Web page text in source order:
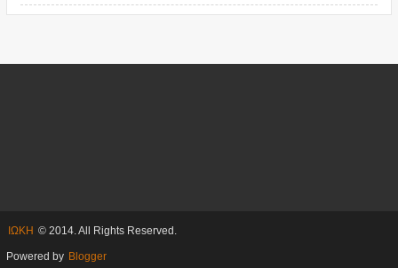
ΙΩΚΗ © 2014. All Rights Reserved.
Powered by Blogger